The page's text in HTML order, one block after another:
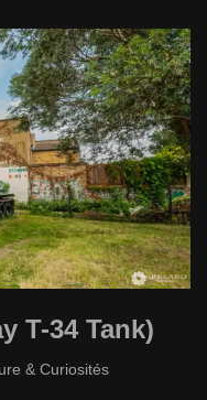
T-34 Tank)
& Curiosités